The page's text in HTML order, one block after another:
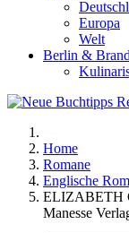
Europa
Welt
Berlin &
Home
Romane
Englische
ELIZABETH
Manesse